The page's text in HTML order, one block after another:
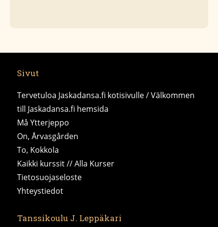
Sivut
Tervetuloa Jaskadansa.fi kotisivulle / Välkommen
till Jaskadansa.fi hemsida
Må Ytterjeppo
On, Årvasgården
To, Kokkola
Kaikki kurssit // Alla Kurser
Tietosuojaseloste
Yhteystiedot
Tanssikoulu J. Leppäkari